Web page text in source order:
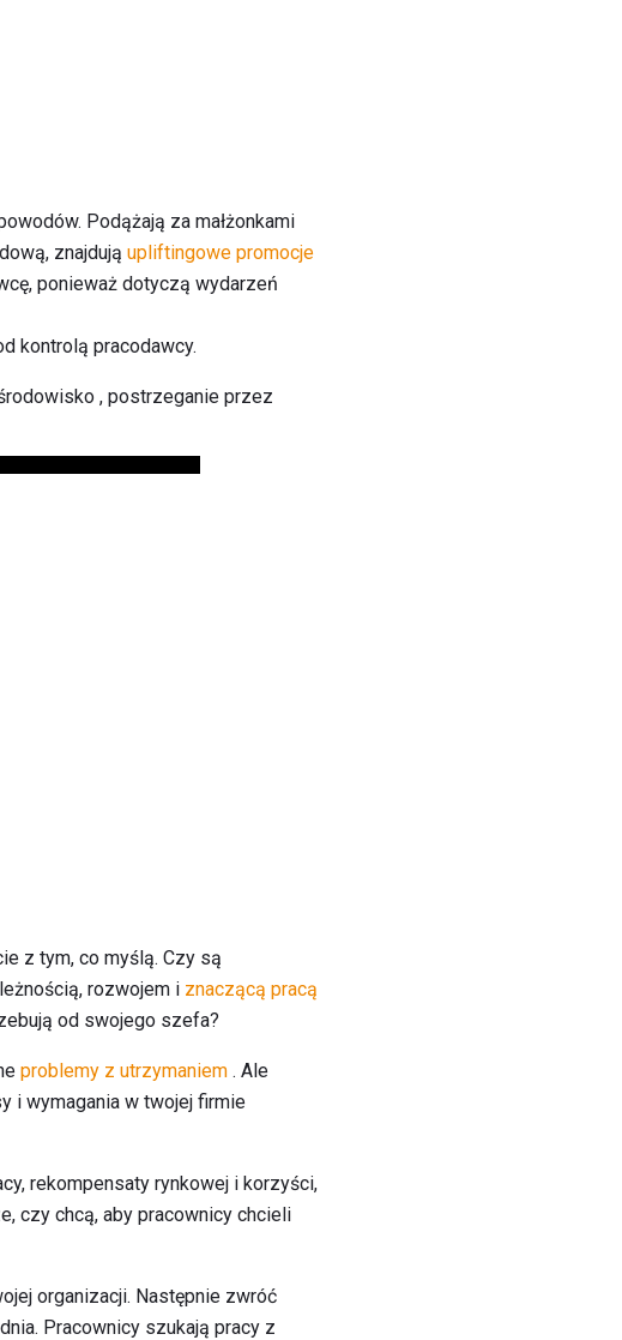
Podążają za małżonkami
znajdują upliftingowe promocje
ponieważ dotyczą wydarzeń
kontrolą pracodawcy.
, postrzeganie przez
z tym, co myślą. Czy są
rozwojem i znaczącą pracą
od swojego szefa?
problemy z utrzymaniem . Ale
i wymagania w twojej firmie
rekompensaty rynkowej i korzyści,
czy chcą, aby pracownicy chcieli
organizacji. Następnie zwróć
Pracownicy szukają pracy z